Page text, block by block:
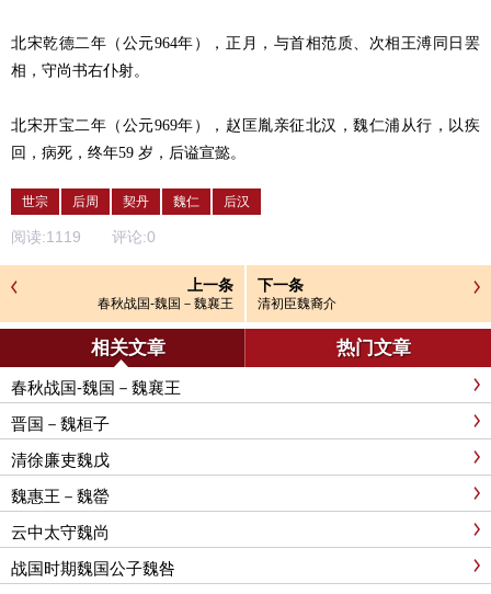
北宋乾德二年（公元964年），正月，与首相范质、次相王溥同日罢
相，守尚书右仆射。
北宋开宝二年（公元969年），赵匡胤亲征北汉，魏仁浦从行，以疾
回，病死，终年59 岁，后谥宣懿。
世宗 后周 契丹 魏仁 后汉
阅读:1119 评论:0
上一条
春秋战国-魏国－魏襄王
下一条
清初臣魏裔介
相关文章 热门文章
春秋战国-魏国－魏襄王
晋国－魏桓子
清徐廉吏魏戊
魏惠王－魏罃
云中太守魏尚
战国时期魏国公子魏咎